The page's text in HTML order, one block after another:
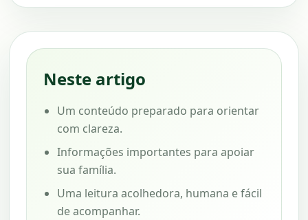
Neste artigo
Um conteúdo preparado para orientar
com clareza.
Informações importantes para apoiar
sua família.
Uma leitura acolhedora, humana e fácil
de acompanhar.